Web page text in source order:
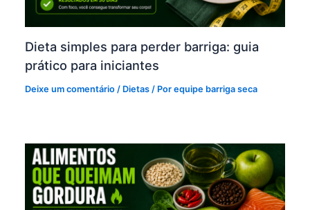
Dieta simples para perder barriga: guia
prático para iniciantes
Deixe um comentário / Dietas / Porequipe barriga seca